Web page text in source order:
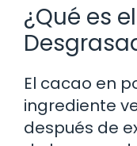
¿Qué es
El cacao en
ingrediente
después de